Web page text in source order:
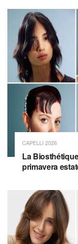
CAPELLI 2026
La
primavera